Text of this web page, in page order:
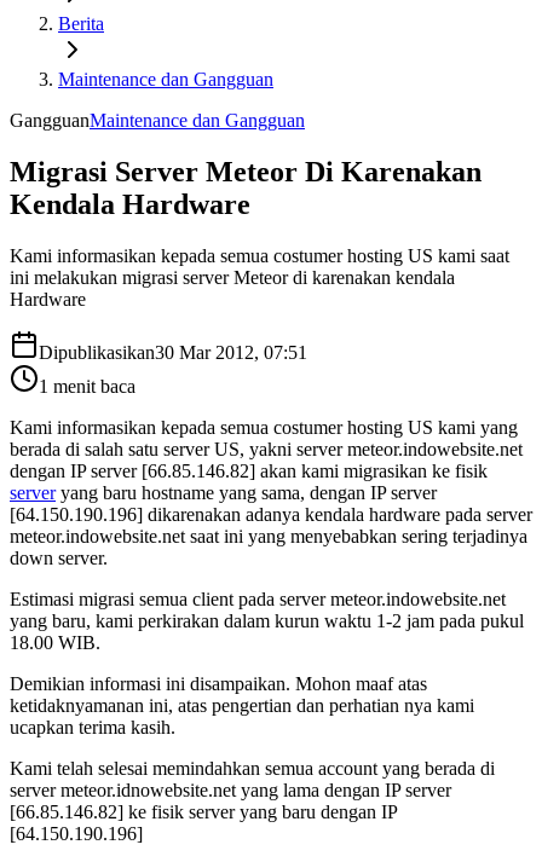
Berita
Maintenance dan Gangguan
GangguanMaintenance dan Gangguan
Migrasi Server Meteor Di Karenakan
Kendala Hardware
Kami informasikan kepada semua costumer hosting US kami saat
ini melakukan migrasi server Meteor di karenakan kendala
Hardware
Dipublikasikan30 Mar 2012, 07:51
1 menit baca
Kami informasikan kepada semua costumer hosting US kami yang
berada di salah satu server US, yakni server meteor.indowebsite.net
dengan IP server [66.85.146.82] akan kami migrasikan ke fisik
serveryang baru hostname yang sama, dengan IP server
[64.150.190.196] dikarenakan adanya kendala hardware pada server
meteor.indowebsite.net saat ini yang menyebabkan sering terjadinya
down server.
Estimasi migrasi semua client pada server meteor.indowebsite.net
yang baru, kami perkirakan dalam kurun waktu 1-2 jam pada pukul
18.00 WIB.
Demikian informasi ini disampaikan. Mohon maaf atas
ketidaknyamanan ini, atas pengertian dan perhatian nya kami
ucapkan terima kasih.
Kami telah selesai memindahkan semua account yang berada di
server meteor.idnowebsite.net yang lama dengan IP server
[66.85.146.82] ke fisik server yang baru dengan IP
[64.150.190.196]